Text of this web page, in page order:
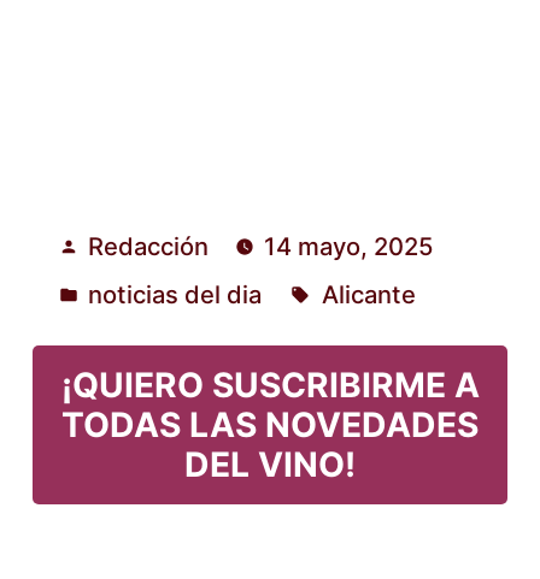
Publicado
por
Redacción 14 mayo, 2025
Publicado
en
noticias del dia Alicante
¡QUIERO SUSCRIBIRME A
TODAS LAS NOVEDADES
DEL VINO!